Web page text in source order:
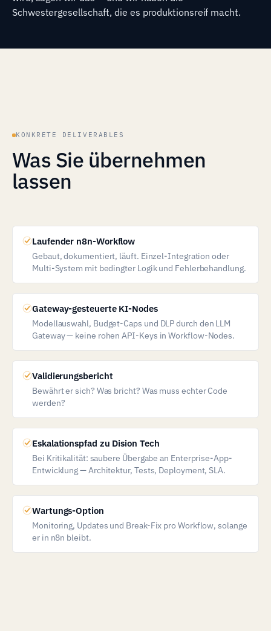
Schwestergesellschaft, die es produktionsreif macht.
KONKRETE DELIVERABLES
Was Sie übernehmen
lassen
Laufender n8n-Workflow
Gebaut, dokumentiert, läuft. Einzel-Integration oder
Multi-System mit bedingter Logik und Fehlerbehandlung.
Gateway-gesteuerte KI-Nodes
Modellauswahl, Budget-Caps und DLP durch den LLM
Gateway — keine rohen API-Keys in Workflow-Nodes.
Validierungsbericht
Bewährt er sich? Was bricht? Was muss echter Code
werden?
Eskalationspfad zu Dision Tech
Bei Kritikalität: saubere Übergabe an Enterprise-App-
Entwicklung — Architektur, Tests, Deployment, SLA.
Wartungs-Option
Monitoring, Updates und Break-Fix pro Workflow, solange
er in n8n bleibt.